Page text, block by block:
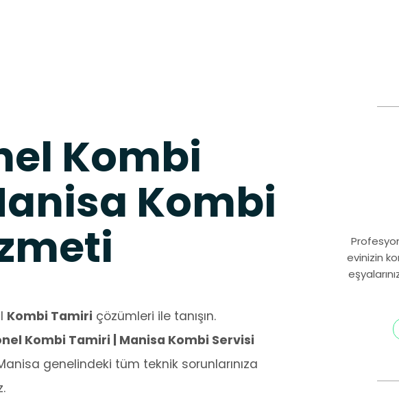
Kombi
Kombi
Kombi Tamiri çözümleri ile tanışın.
Kombi Tamiri | Manisa Kombi Servisi
genelindeki tüm teknik sorunlarınıza
evinizin